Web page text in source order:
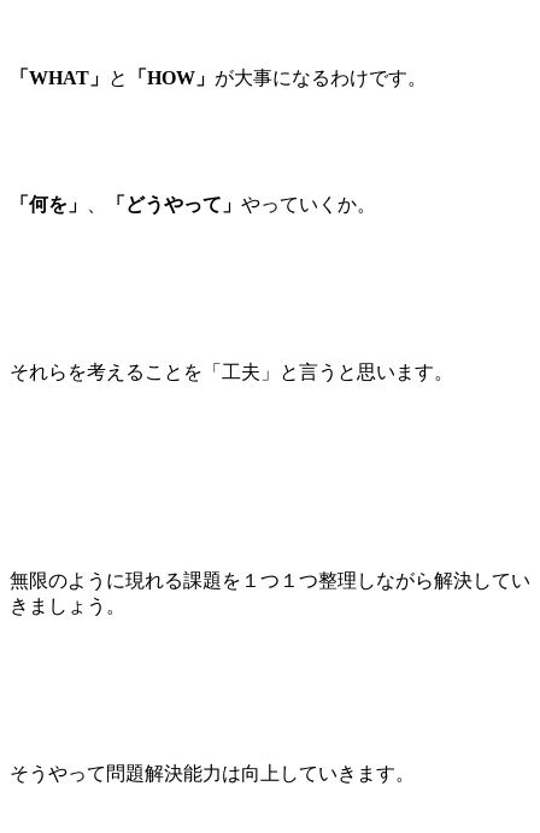
「WHAT」 と 「HOW」 が大事になるわけです。
「何を」 、 「どうやって」 やっていくか。
それらを考えることを「工夫」と言うと思います。
無限のように現れる課題を１つ１つ整理しながら解決してい
きましょう。
そうやって問題解決能力は向上していきます。